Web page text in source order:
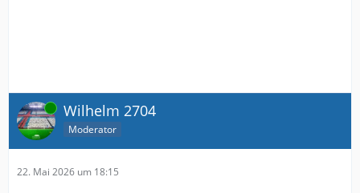
Online Wilhelm 2704
Moderator
22. Mai 2026 um 18:15